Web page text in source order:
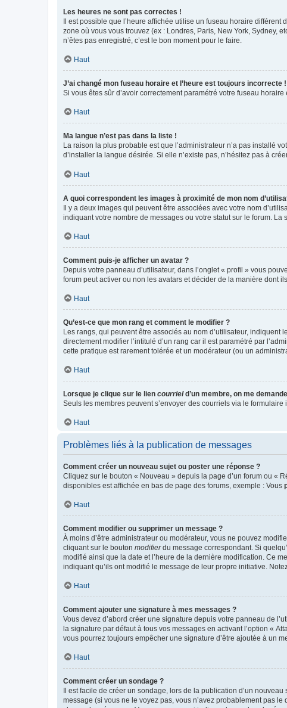
Les heures ne sont pas correctes !
Il est possible que l’heure affichée utilise un fuseau horaire
zone où vous vous trouvez (ex : Londres, Paris, New York, Sydney,
n’êtes pas enregistré, c’est le bon moment pour le faire.
Haut
J’ai changé mon fuseau horaire et l’heure est toujours incorrecte !
Si vous êtes sûr d’avoir correctement paramétré votre fuseau
Haut
Ma langue n’est pas dans la liste !
La raison la plus probable est que l’administrateur n’a pas installé
d’installer la langue désirée. Si elle n’existe pas, n’hésitez pas à
Haut
A quoi correspondent les images à proximité de mon nom
Il y a deux images qui peuvent être associées avec votre nom
indiquant votre nombre de messages ou votre statut sur le forum.
Haut
Comment puis-je afficher un avatar ?
Depuis votre panneau d’utilisateur, dans l’onglet « profil » vous
forum peut activer ou non les avatars et décider de la manière dont
Haut
Qu’est-ce que mon rang et comment le modifier ?
Les rangs, qui peuvent être associés au nom d’utilisateur,
directement modifier l’intitulé d’un rang car il est paramétré par
cette pratique est rarement tolérée et un modérateur (ou un
Haut
Lorsque je clique sur le lien courrield’un membre, on me
Seuls les membres peuvent s’envoyer des courriels via le
Haut
Problèmes liés à la publication de messages
Comment créer un nouveau sujet ou poster une réponse ?
Cliquez sur le bouton « Nouveau » depuis la page d’un forum ou «
disponibles est affichée en bas de page des forums, exemple : Vous
Haut
Comment modifier ou supprimer un message ?
À moins d’être administrateur ou modérateur, vous ne pouvez
cliquant sur le bouton modifierdu message correspondant. Si
modifié ainsi que la date et l’heure de la dernière modification. Ce
indiquant qu’ils ont modifié le message de leur propre initiative.
Haut
Comment ajouter une signature à mes messages ?
Vous devez d’abord créer une signature depuis votre panneau de
la signature par défaut à tous vos messages en activant l’option «
vous pourrez toujours empêcher une signature d’être ajoutée à un
Haut
Comment créer un sondage ?
Il est facile de créer un sondage, lors de la publication d’un
message (si vous ne le voyez pas, vous n’avez probablement pas